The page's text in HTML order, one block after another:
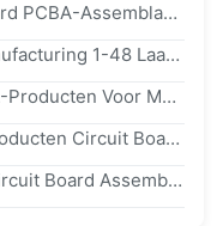
Custom SMT Printed Circuit Board PCBA-Assemblage Meerdere Lagen
Custom General SMT PCBA Manufacturing 1-48 Laag Voor 3c-Elektronica
Rohs Industrial Control 5g PCBA-Producten Voor Medische Hulpmiddelen En Automobielelektronica
Custom Multilayer Flex PCBA Producten Circuit Board Verwerking Las SMT Quick Turn
Flex PCBA-Producten Printed Circuit Board Assembly Manufacturing Turnkey Design